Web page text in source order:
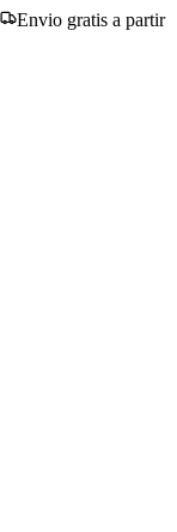
Envio gratis a partir